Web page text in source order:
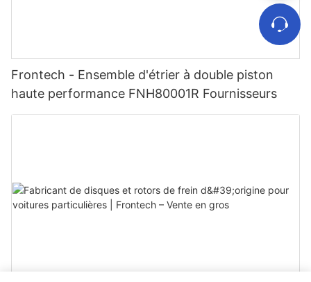
Frontech - Ensemble d'étrier à double piston
haute performance FNH80001R Fournisseurs